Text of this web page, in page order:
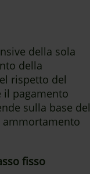
della sola
della
rispetto del
il pagamento
sulla base del
fisso